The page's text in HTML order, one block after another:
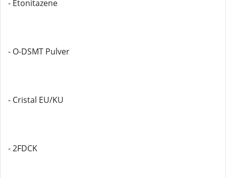
- Etonitazene
- O-DSMT Pulver
- Cristal EU/KU
- 2FDCK